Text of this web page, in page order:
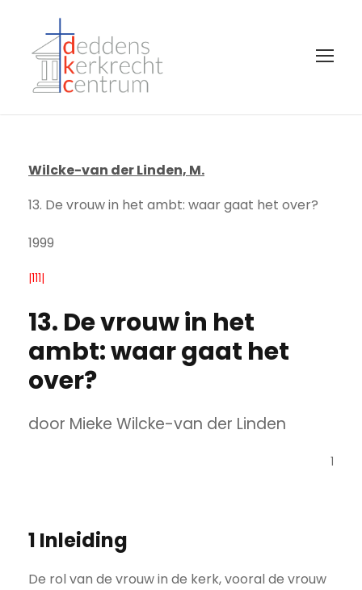
Wilcke-van der Linden, M.
13. De vrouw in het ambt: waar gaat het over?
1999
|111|
13. De vrouw in het
ambt: waar gaat het
over?
door Mieke Wilcke-van der Linden
1
1 Inleiding
De rol van de vrouw in de kerk, vooral de vrouw